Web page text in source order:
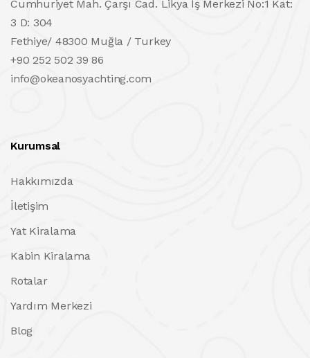
Cumhuriyet Mah. Çarşı Cad. Likya İş Merkezi No:1 Kat:
3 D: 304
Fethiye/ 48300 Muğla / Turkey
+90 252 502 39 86
info@okeanosyachting.com
Kurumsal
Hakkımızda
İletişim
Yat Kiralama
Kabin Kiralama
Rotalar
Yardım Merkezi
Blog